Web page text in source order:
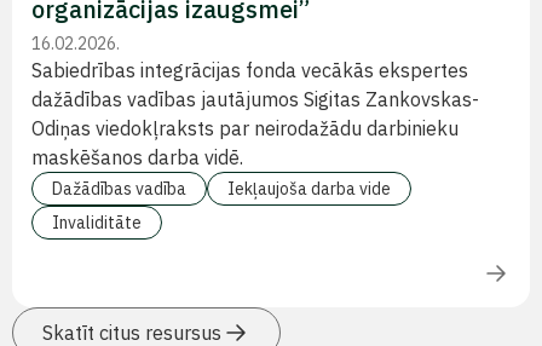
organizācijas izaugsmei”
16.02.2026.
Sabiedrības integrācijas fonda vecākās ekspertes
dažādības vadības jautājumos Sigitas Zankovskas-
Odiņas viedokļraksts par neirodažādu darbinieku
maskēšanos darba vidē.
Dažādības vadība
Iekļaujoša darba vide
Invaliditāte
Skatīt citus resursus